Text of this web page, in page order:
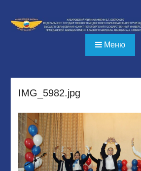
содержимому
Меню
IMG_5982.jpg